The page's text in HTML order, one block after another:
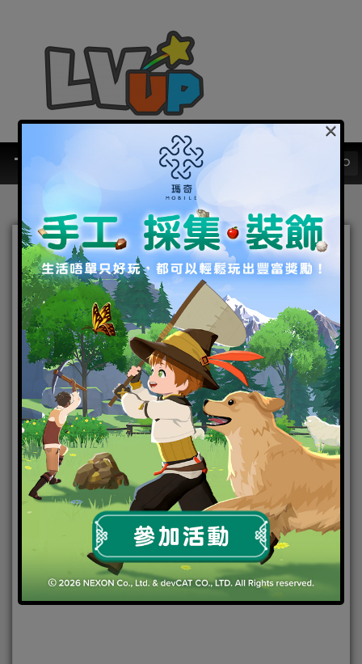
All9Fun x Google Play
TW夏日三倍特惠開跑！
同步釋出近期更新內容
2020-07-17|Android,IOS,手機遊戲 焦點新聞
×